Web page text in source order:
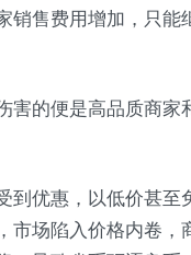
销售费用增加，只能
害的便是高品质商家
到优惠，以低价甚至
市场陷入价格内卷，